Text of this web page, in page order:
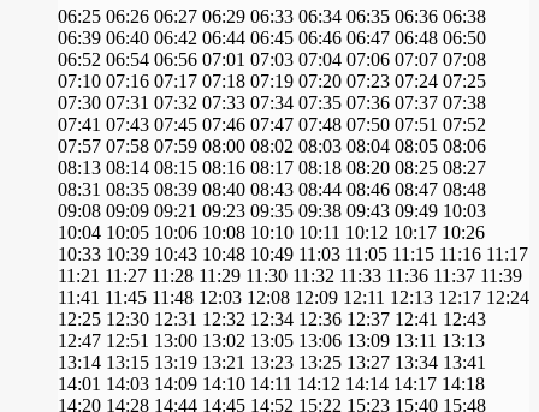
06:25 06:26 06:27 06:29 06:33 06:34 06:35 06:36 06:38
06:39 06:40 06:42 06:44 06:45 06:46 06:47 06:48 06:50
06:52 06:54 06:56 07:01 07:03 07:04 07:06 07:07 07:08
07:10 07:16 07:17 07:18 07:19 07:20 07:23 07:24 07:25
07:30 07:31 07:32 07:33 07:34 07:35 07:36 07:37 07:38
07:41 07:43 07:45 07:46 07:47 07:48 07:50 07:51 07:52
07:57 07:58 07:59 08:00 08:02 08:03 08:04 08:05 08:06
08:13 08:14 08:15 08:16 08:17 08:18 08:20 08:25 08:27
08:31 08:35 08:39 08:40 08:43 08:44 08:46 08:47 08:48
09:08 09:09 09:21 09:23 09:35 09:38 09:43 09:49 10:03
10:04 10:05 10:06 10:08 10:10 10:11 10:12 10:17 10:26
10:33 10:39 10:43 10:48 10:49 11:03 11:05 11:15 11:16 11:17
11:21 11:27 11:28 11:29 11:30 11:32 11:33 11:36 11:37 11:39
11:41 11:45 11:48 12:03 12:08 12:09 12:11 12:13 12:17 12:24
12:25 12:30 12:31 12:32 12:34 12:36 12:37 12:41 12:43
12:47 12:51 13:00 13:02 13:05 13:06 13:09 13:11 13:13
13:14 13:15 13:19 13:21 13:23 13:25 13:27 13:34 13:41
14:01 14:03 14:09 14:10 14:11 14:12 14:14 14:17 14:18
14:20 14:28 14:44 14:45 14:52 15:22 15:23 15:40 15:48